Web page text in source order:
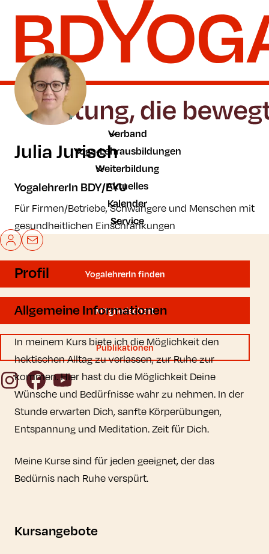
Zum Hauptinhalt der Seite springen
Zur Startseite navigieren
Verband
Yoga-Lehrausbildungen
Weiterbildung
Aktuelles
Kalender
Service
Mein BDYoga
Kontakt
YogalehrerIn finden
Mitgliedschaft
Publikationen
InstagramFacebookYouTube
Julia Jurisch
YogalehrerIn BDY/EYU
Für Firmen/Betriebe, Schwangere und Menschen mit
gesundheitlichen Einschränkungen
Profil
Allgemeine Informationen
In meinem Kurs biete ich die Möglichkeit den
hektischen Alltag zu verlassen, zur Ruhe zur
kommen. Hier hast du die Möglichkeit Deine
Wünsche und Bedürfnisse wahr zu nehmen. In der
Stunde erwarten Dich, sanfte Körperübungen,
Entspannung und Meditation. Zeit für Dich.
Meine Kurse sind für jeden geeignet, der das
Bedürnis nach Ruhe verspürt.
Kursangebote